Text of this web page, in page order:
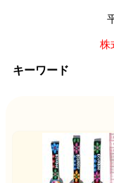
株
キーワード